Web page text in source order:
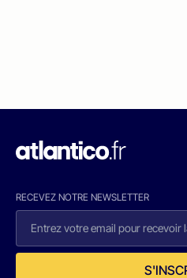
RECEVEZ NOTRE NEWSLETTER